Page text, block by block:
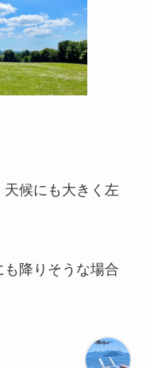
候にも大きく左
降りそうな場合